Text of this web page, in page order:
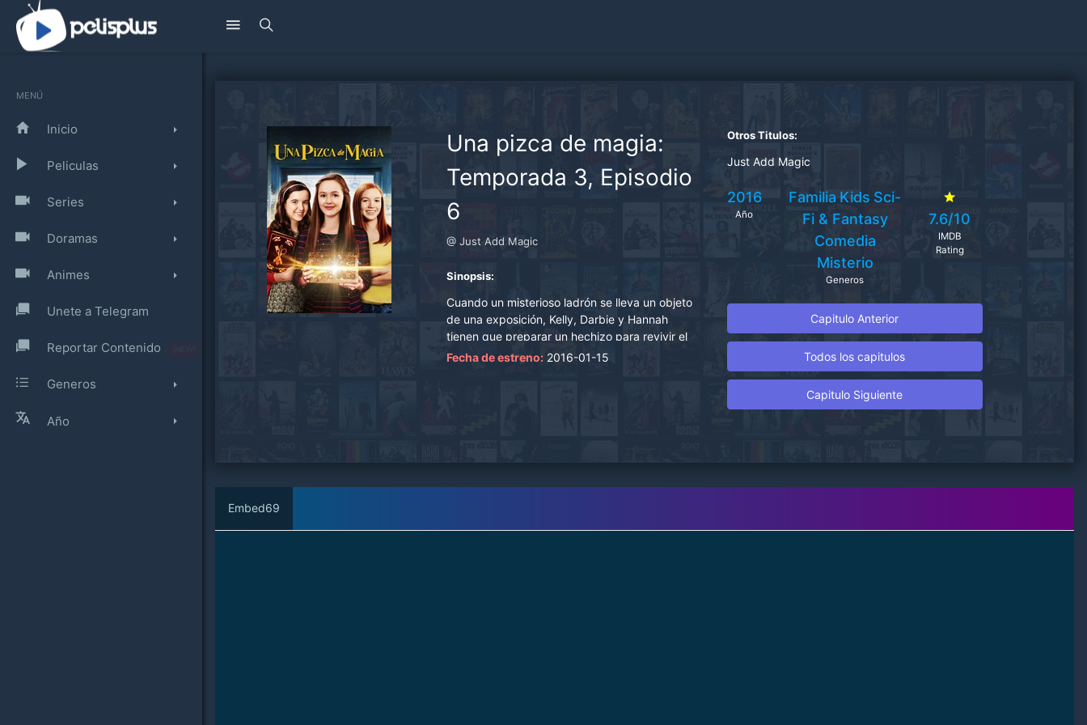
MENÚ
Inicio
Peliculas
Series
Doramas
Animes
Unete a Telegram
Reportar Contenido
Generos
Año
Una pizca de magia:
Temporada 3, Episodio
6
@ Just Add Magic
Sinopsis:
Cuando un misterioso ladrón se lleva un objeto
de una exposición, Kelly, Darbie y Hannah
tienen que preparar un hechizo para revivir el
día y detener al culpable. El problema es que se
Fecha de estreno: 2016-01-15
Otros Titulos:
Just Add Magic
2016
Año
Familia Kids Sci-
Fi & Fantasy
Comedia
Misterio
Generos
7.6/10
IMDB
Rating
Capitulo Anterior
Todos los capitulos
Capitulo Siguiente
Embed69